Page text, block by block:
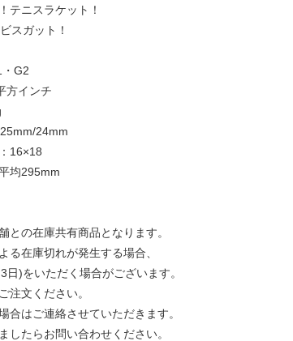
テニスラケット！
スガット！
G2
方インチ
24mm
16×18
均295mm
との在庫共有商品となります。
る在庫切れが発生する場合、
)をいただく場合がございます。
注文ください。
合はご連絡させていただきます。
したらお問い合わせください。